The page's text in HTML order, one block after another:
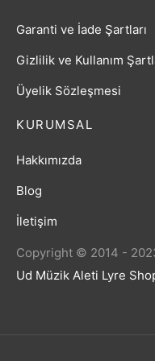
Copyright © 2014 -
Ud Müzik Aleti Lyre
KURUMSAL
Hakkımızda
Blog
İletişim
Garanti ve İade Şartları
Gizlilik ve Kullanım
Üyelik Sözleşmesi